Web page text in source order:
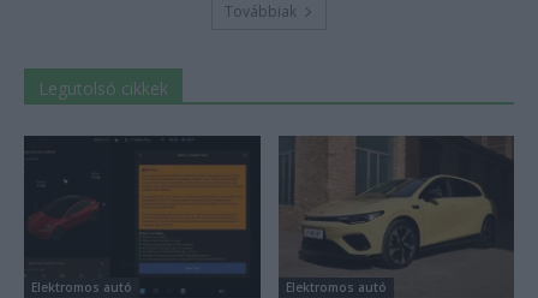
Továbbiak
Legutolsó cikkek
Elektromos autó Elektromos autó